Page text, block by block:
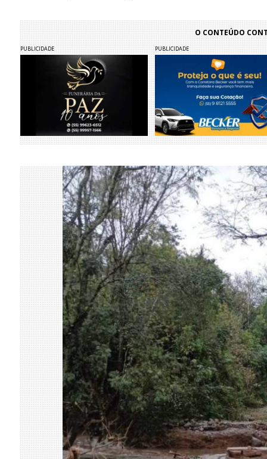
O CONTEÚDO
PUBLICIDADE PUBLICIDADE